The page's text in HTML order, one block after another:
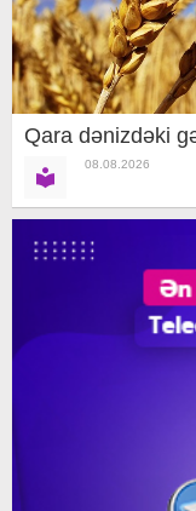
Qara dənizdəki
08.08.2026